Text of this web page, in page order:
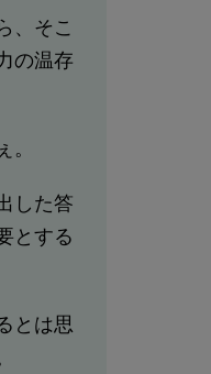
、そこ
の温存
した答
とする
とは思